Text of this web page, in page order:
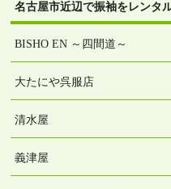
名古屋市近辺で振袖をレンタ
BISHO EN ～四間道～
大たにや呉服店
清水屋
義津屋